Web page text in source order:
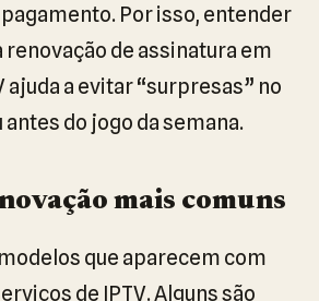
Por isso, entender
renovação de assinatura em
ajuda a evitar “surpresas” no
antes do jogo da semana.
mais comuns
que aparecem com
de IPTV. Alguns são